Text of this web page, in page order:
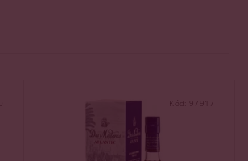
Kód: 97917